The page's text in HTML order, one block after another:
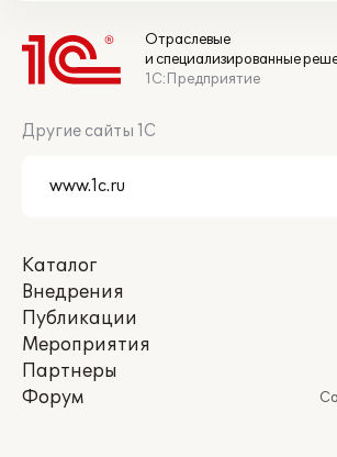
Отраслевые
и специализированные
1С:Предприятие
Другие сайты 1С
Каталог
Внедрения
Публикации
Мероприятия
Партнеры
Форум